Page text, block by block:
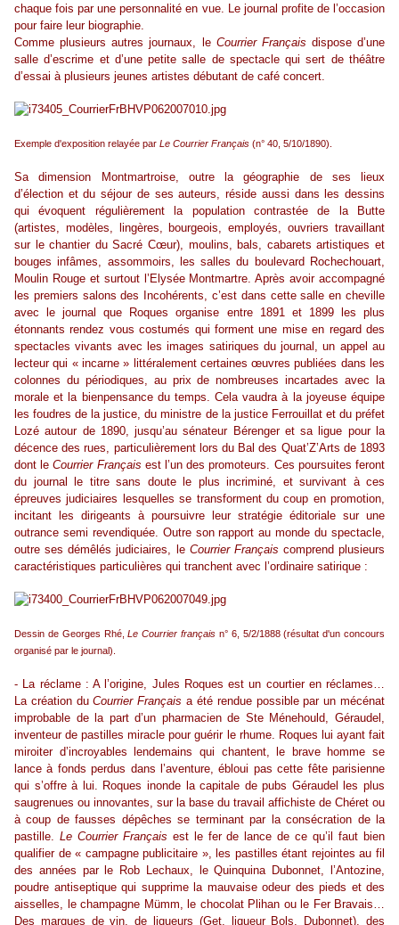
chaque fois par une personnalité en vue. Le journal profite de l’occasion
pour faire leur biographie.
Comme plusieurs autres journaux, le Courrier Français dispose d’une
salle d’escrime et d’une petite salle de spectacle qui sert de théâtre
d’essai à plusieurs jeunes artistes débutant de café concert.
Exemple d'exposition relayée par Le Courrier Français (n° 40, 5/10/1890).
Sa dimension Montmartroise, outre la géographie de ses lieux
d’élection et du séjour de ses auteurs, réside aussi dans les dessins
qui évoquent régulièrement la population contrastée de la Butte
(artistes, modèles, lingères, bourgeois, employés, ouvriers travaillant
sur le chantier du Sacré Cœur), moulins, bals, cabarets artistiques et
bouges infâmes, assommoirs, les salles du boulevard Rochechouart,
Moulin Rouge et surtout l’Elysée Montmartre. Après avoir accompagné
les premiers salons des Incohérents, c’est dans cette salle en cheville
avec le journal que Roques organise entre 1891 et 1899 les plus
étonnants rendez vous costumés qui forment une mise en regard des
spectacles vivants avec les images satiriques du journal, un appel au
lecteur qui « incarne » littéralement certaines œuvres publiées dans les
colonnes du périodiques, au prix de nombreuses incartades avec la
morale et la bienpensance du temps. Cela vaudra à la joyeuse équipe
les foudres de la justice, du ministre de la justice Ferrouillat et du préfet
Lozé autour de 1890, jusqu’au sénateur Bérenger et sa ligue pour la
décence des rues, particulièrement lors du Bal des Quat’Z’Arts de 1893
dont leCourrier Français est l’un des promoteurs. Ces poursuites feront
du journal le titre sans doute le plus incriminé, et survivant à ces
épreuves judiciaires lesquelles se transforment du coup en promotion,
incitant les dirigeants à poursuivre leur stratégie éditoriale sur une
outrance semi revendiquée. Outre son rapport au monde du spectacle,
outre ses démêlés judiciaires, le Courrier Français comprend plusieurs
caractéristiques particulières qui tranchent avec l’ordinaire satirique :
Dessin de Georges Rhé,Le Courrier français n° 6, 5/2/1888 (résultat d'un concours
organisé par le journal).
- La réclame : A l’origine, Jules Roques est un courtier en réclames…
La création duCourrier Français a été rendue possible par un mécénat
improbable de la part d’un pharmacien de Ste Ménehould, Géraudel,
inventeur de pastilles miracle pour guérir le rhume. Roques lui ayant fait
miroiter d’incroyables lendemains qui chantent, le brave homme se
lance à fonds perdus dans l’aventure, ébloui pas cette fête parisienne
qui s’offre à lui. Roques inonde la capitale de pubs Géraudel les plus
saugrenues ou innovantes, sur la base du travail affichiste de Chéret ou
à coup de fausses dépêches se terminant par la consécration de la
pastille. Le Courrier Français est le fer de lance de ce qu’il faut bien
qualifier de « campagne publicitaire », les pastilles étant rejointes au fil
des années par le Rob Lechaux, le Quinquina Dubonnet, l’Antozine,
poudre antiseptique qui supprime la mauvaise odeur des pieds et des
aisselles, le champagne Mümm, le chocolat Plihan ou le Fer Bravais…
Des marques de vin, de liqueurs (Get, liqueur Bols, Dubonnet), des